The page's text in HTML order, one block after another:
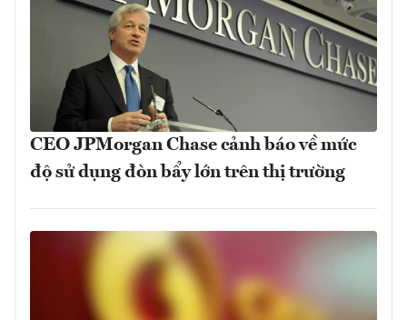
CEO JPMorgan Chase cảnh báo về mức
độ sử dụng đòn bẩy lớn trên thị trường